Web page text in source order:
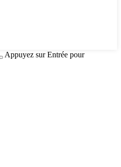
Appuyez sur Entrée pour